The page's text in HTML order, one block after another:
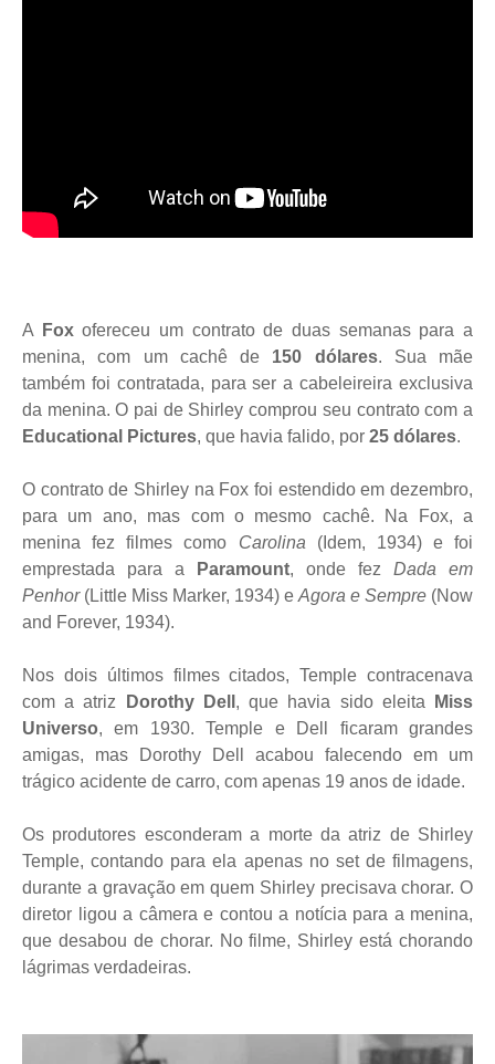
A Foxofereceu um contrato de duas semanas para a
menina, com um cachê de 150 dólares. Sua mãe
também foi contratada, para ser a cabeleireira exclusiva
da menina. O pai de Shirley comprou seu contrato com a
Educational Pictures, que havia falido, por 25 dólares.
O contrato de Shirley na Fox foi estendido em dezembro,
para um ano, mas com o mesmo cachê. Na Fox, a
menina fez filmes como Carolina (Idem, 1934) e foi
emprestada para a
Paramount, onde fez Dada em
Penhor (Little Miss Marker, 1934) e Agora e Sempre (Now
and Forever, 1934).
Nos dois últimos filmes citados, Temple contracenava
com a atriz
Dorothy Dell , que havia sido eleita
Miss
Universo, em 1930. Temple e Dell ficaram grandes
amigas, mas Dorothy Dell acabou falecendo em um
trágico acidente de carro, com apenas 19 anos de idade.
Os produtores esconderama morte da atriz de Shirley
Temple, contando para ela apenas no set de filmagens,
durante a gravação em quem Shirley precisava chorar. O
diretor ligou a câmera e contou a notícia para a menina,
que desabou de chorar. No filme, Shirley está chorando
lágrimas verdadeiras.